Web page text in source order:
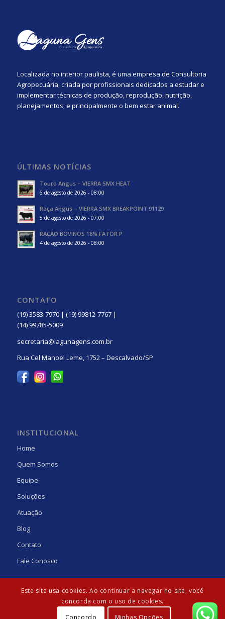
Localizada no interior paulista, é uma empresa de Consultoria
Agropecuária, criada por profissionais dedicados a estudar e
implementar técnicas de produção, reprodução, nutrição,
planejamentos, e principalmente o bem estar animal.
ÚLTIMAS NOTÍCIAS
Touro Angus – VIERRA SMX HEAT
6 de agosto de 2026 - 08:00
Raça Angus – VIERRA SMX BREAKPOINT 91129
5 de agosto de 2026 - 07:00
RAÇÃO BOVINOS 18% FATOR P
4 de agosto de 2026 - 08:00
CONTATO
(19) 3583-7970 | (19) 99812-7767 |
(14) 99785-5009
secretaria@lagunagens.com.br
Rua Cel Manoel Leme, 1752 – Descalvado/SP
INSTITUCIONAL
Home
Quem Somos
Equipe
Soluções
Atuação
Blog
Contato
Fale Conosco
Este site usa cookies. Ao continuar a navegar no site, você
concorda com o uso de cookies.
Concordo
Minhas Opções